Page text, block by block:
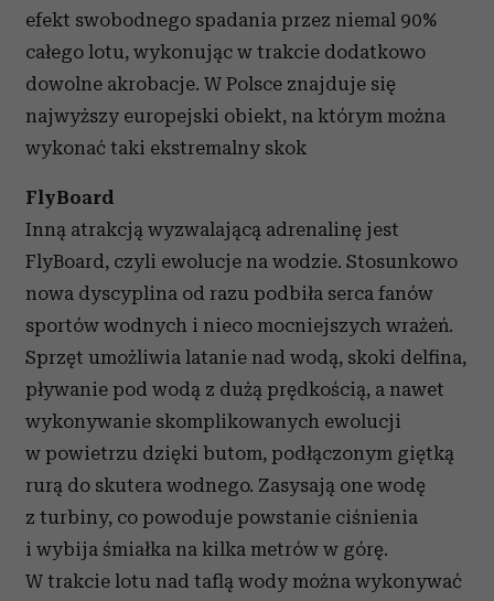
efekt swobodnego spadania przez niemal 90%
całego lotu, wykonując w trakcie dodatkowo
dowolne akrobacje. W Polsce znajduje się
najwyższy europejski obiekt, na którym można
wykonać taki ekstremalny skok
FlyBoard
Inną atrakcją wyzwalającą adrenalinę jest
FlyBoard, czyli ewolucje na wodzie. Stosunkowo
nowa dyscyplina od razu podbiła serca fanów
sportów wodnych i nieco mocniejszych wrażeń.
Sprzęt umożliwia latanie nad wodą, skoki delfina,
pływanie pod wodą z dużą prędkością, a nawet
wykonywanie skomplikowanych ewolucji
w powietrzu dzięki butom, podłączonym giętką
rurą do skutera wodnego. Zasysają one wodę
z turbiny, co powoduje powstanie ciśnienia
i wybija śmiałka na kilka metrów w górę.
W trakcie lotu nad taflą wody można wykonywać